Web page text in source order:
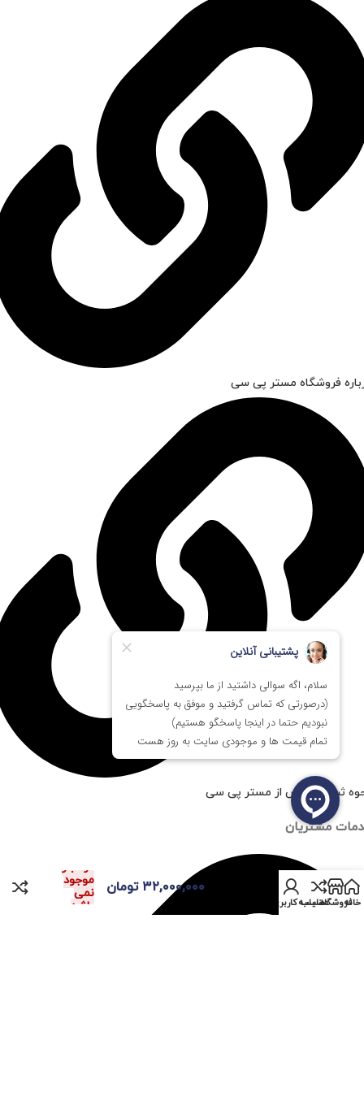
فروشگاه مستر پی سی
ثبت سفارش از مستر پی سی
مشتریان
Core i7 11700
۳۲,۰۰۰,۰۰۰ تومان
در انبار
موجود
نمی
باشد
خانهفروشگاهمقایسه
حساب کاربری من